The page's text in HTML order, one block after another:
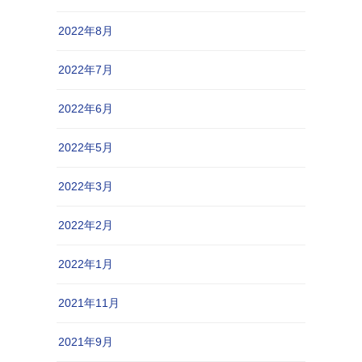
2022年8月
2022年7月
2022年6月
2022年5月
2022年3月
2022年2月
2022年1月
2021年11月
2021年9月